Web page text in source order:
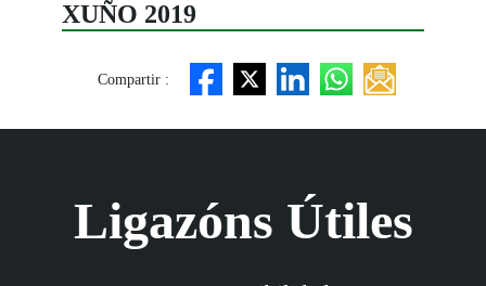
XUÑO 2019
Compartir :
Ligazóns Útiles